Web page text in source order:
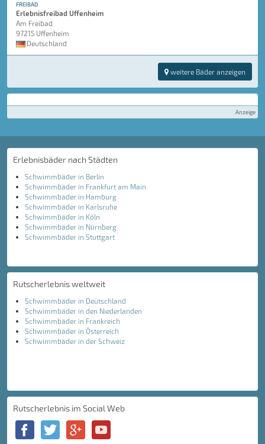
FREIBAD
Erlebnisfreibad Uffenheim
Am Freibad
97215 Uffenheim
Deutschland
weitere Bäder anzeigen
Anzeige
Erlebnisbäder nach Städten
Schwimmbäder in Berlin
Schwimmbäder in Frankfurt am Main
Schwimmbäder in Hamburg
Schwimmbäder in Karlsruhe
Schwimmbäder in Köln
Schwimmbäder in Nürnberg
Schwimmbäder in Stuttgart
Rutscherlebnis weltweit
Schwimmbäder in Deutschland
Schwimmbäder in den Niederlanden
Schwimmbäder in Frankreich
Schwimmbäder in Österreich
Schwimmbäder in der Schweiz
Rutscherlebnis im Social Web